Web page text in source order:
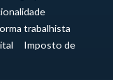
trabalhista
Imposto de